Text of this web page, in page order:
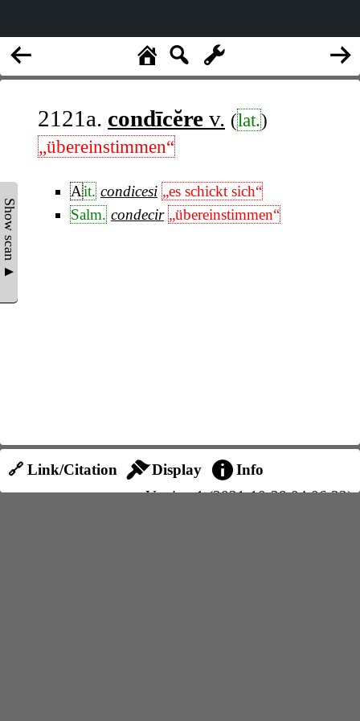
Show scan ▲
2121a. condīcĕre v. (lat.)
„übereinstimmen“
Ait. condicesi „es schickt sich“
Salm. condecir „übereinstimmen“
🔗 Link/Citation Display
Info
Version 1 (2021-10-28 04:06:32)